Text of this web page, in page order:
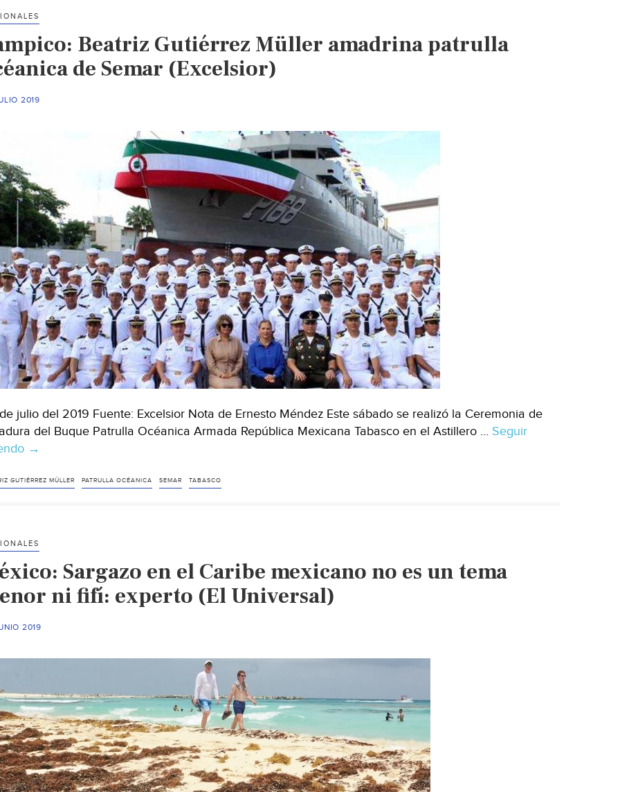
al
Beatriz Gutiérrez Müller amadrina patrulla
de Semar (Excelsior)
2019
julio del 2019 Fuente: Excelsior Nota de Ernesto Méndez Este sábado se realizó la Ceremonia de
del Buque Patrulla Océanica Armada República Mexicana Tabasco en el Astillero … Seguir
Tampico:
Gutiérrez
océanica
de
(Excelsior)
→
GUTIÉRREZ MÜLLER PATRULLA OCÉANICA SEMAR TABASCO
Sargazo en el Caribe mexicano no es un tema
ni fifí: experto (El Universal)
2019